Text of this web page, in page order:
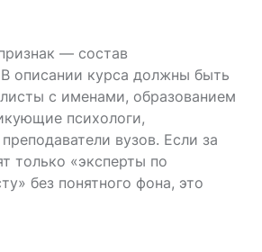
— состав
В описании курса должны быть
с именами, образованием
психологи,
вузов. Если за
только «эксперты по
без понятного фона, это